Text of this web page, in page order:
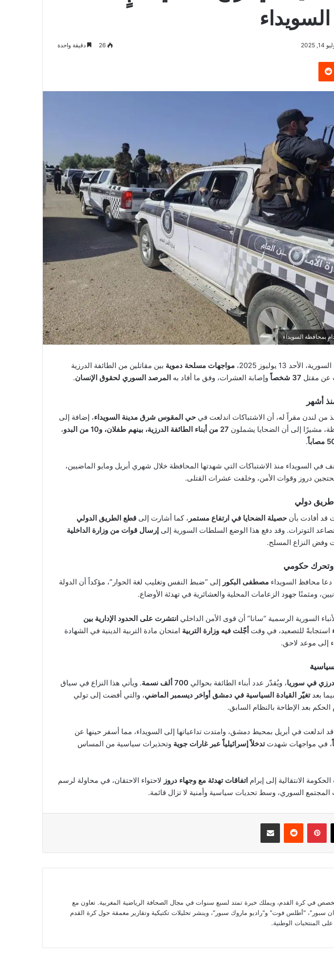
14, 2025
26 دقيقة واحدة
13 يوليوز 2025، مواجهات مسلحة دموية بين مقاتلين من الطائفة الدرزية
عن مقتل 37 شخصاً وإصابة العشرات، وفق ما أفاد به المرصد السوري لحقوق الإنسان.
أشهر
من لندن مقراً له، أن الاشتباكات اندلعت في حي المقوس شرق مدينة السويداء، إضافة إلى
مشيرًا إلى أن الضحايا يشملون 27 من أبناء الطائفة الدرزية، بينهم طفلان، و10 من البدو
،
.
في السويداء منذ الاشتباكات التي شهدتها المحافظة خلال شهري أبريل ومايو الماضيين،
دروز وقوات الأمن، وخلفت عشرات القتلى.
طريق دولي
حصيلة الضحايا في ارتفاع مستمر ، كما أشارت إلى قطع الطريق الدولي
التوترات. وقد دفع هذا الوضع السلطات السورية إلى إرسال قوات من وزارة الداخلية
وفض النزاع المسلح.
وتحرك حكومي
محافظ السويداء مصطفى البكور إلى “ضبط النفس وتغليب لغة الحوار”، مؤكداً أن الدولة
ومثمنًا جهود الزعامات المحلية والعشائرية في تهدئة الأوضاع.
السورية الرسمية “سانا” أن قوى الأمن الداخلي انتشرت على الحدود الإدارية بين
استجابةً للتصعيد، في وقت أجّلت فيه وزارة التربية امتحان مادة التربية الدينية في الشهادة
إلى موعد لاحق.
درزي في سوريا، ويُقدّر عدد أبناء الطائفة بحوالي 700 ألف نسمة
. ويأتي هذا النزاع في سياق
بعدتغيّر القيادة السياسية في دمشق أواخر ديسمبر الماضي، والتي أفضت إلى تولي
الحكم بعد الإطاحة بالنظام السابق.
اندلعت في أبريل بمحيط دمشق، وامتدت تداعياتها إلى السويداء، مما أسفر حينها عن
، في مواجهات شهدتتدخلاً إسرائيلياً عبر غارات جوية وتحذيرات سياسية من المساس
الانتقالية إلى إبرام اتفاقات تهدئة مع وجهاء دروز لاحتواء الاحتقان، في محاولة لرسم
السوري، وسط تحديات سياسية وأمنية لا تزال قائمة.
‫X بينتيريست مشاركة عبر البريد
في كرة القدم، ويملك خبرة تمتد لسبع سنوات في مجال الصحافة الرياضية المغربية. تعاون مع
سبور"، "أطلس فوت" و"راديو ماروك سبور"، وينشر تحليلات تكتيكية وتقارير معمقة حول كرة القدم
المنتخبات الوطنية.